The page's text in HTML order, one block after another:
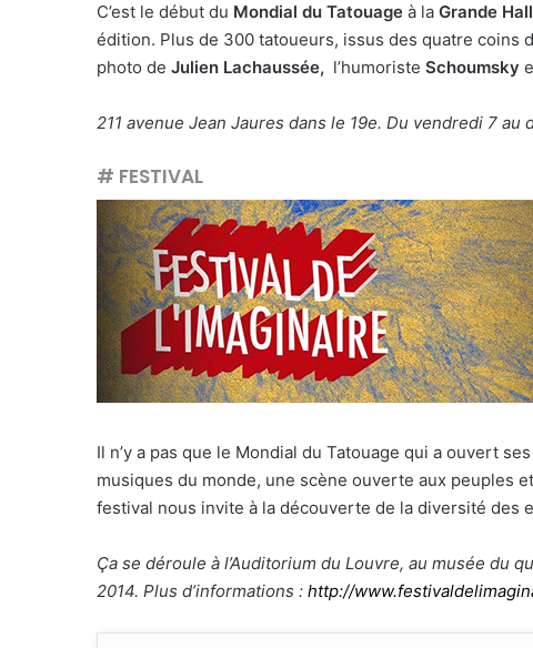
C’est le début du Mondial du Tatouage à la Grande
édition. Plus de 300 tatoueurs, issus des quatre coins
photo de Julien Lachaussée, l’humoriste Schoumsky
211 avenue Jean Jaures dans le 19e. Du vendredi 7
# FESTIVAL
Il n’y a pas que le Mondial du Tatouage qui a ouvert
musiques du monde, une scène ouverte aux peuples
festival nous invite à la découverte de la diversité des
Ça se déroule à l’Auditorium du Louvre, au musée du
2014. Plus d’informations : http://